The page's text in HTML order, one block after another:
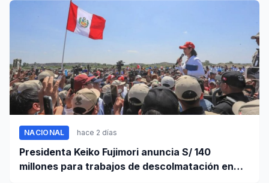
NACIONAL hace 2 días
Presidenta Keiko Fujimori anuncia S/ 140
millones para trabajos de descolmatación en